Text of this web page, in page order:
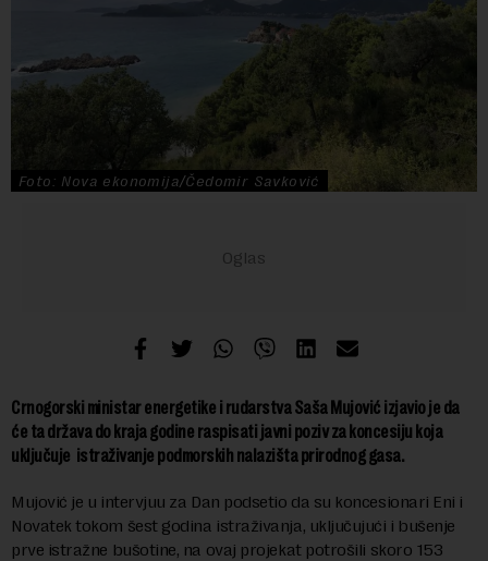
Foto: Nova ekonomija/Čedomir Savković
Crnogorski ministar energetike i rudarstva Saša Mujović izjavio je da
će ta država do kraja godine raspisati javni poziv za koncesiju koja
uključuje istraživanje podmorskih nalazišta prirodnog gasa.
Mujović je u intervjuu za Dan podsetio da su koncesionari Eni i
Novatek tokom šest godina istraživanja, uključujući i bušenje
prve istražne bušotine, na ovaj projekat potrošili skoro 153